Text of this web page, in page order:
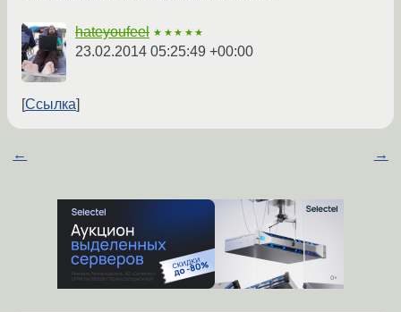
hateyoufeel ★★★★★
23.02.2014 05:25:49 +00:00
Ссылка
← →